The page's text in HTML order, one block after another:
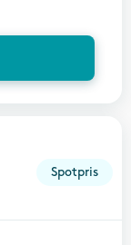
Spotpris